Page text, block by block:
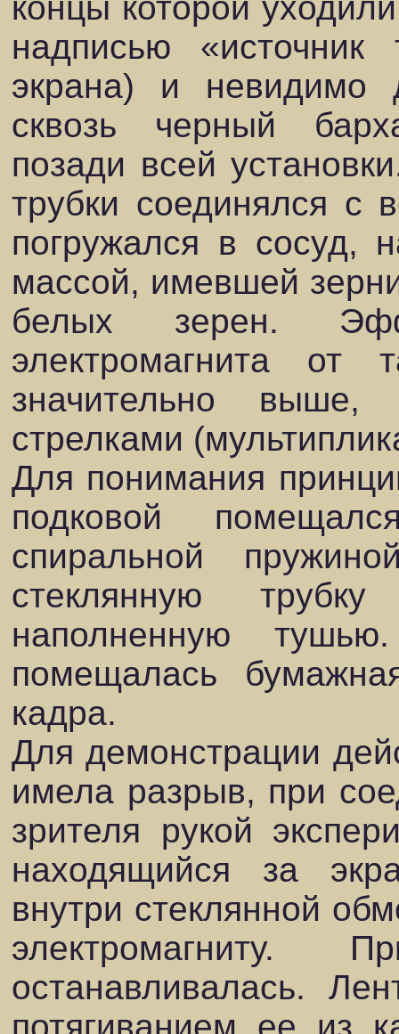
концы которой
надписью
экрана) и невидимо
сквозь черный
позади всей
трубки соединялся с
погружался в сосуд,
массой, имевшей
белых зерен.
электромагнита от
значительно
стрелками
Для понимания
подковой
спиральной
стеклянную
наполненную
помещалась
кадра.
Для демонстрации
имела разрыв, при
зрителя рукой
находящийся за
внутри стеклянной
электромагниту.
останавливалась.